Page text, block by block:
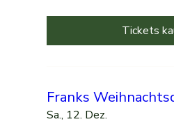
Tickets
Franks
Sa., 12. Dez.